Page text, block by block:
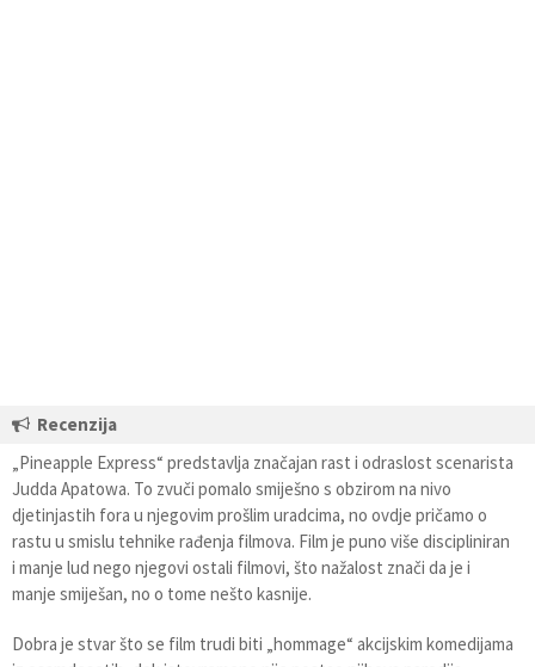
Recenzija
„Pineapple Express“ predstavlja značajan rast i odraslost scenarista
Judda Apatowa. To zvuči pomalo smiješno s obzirom na nivo
djetinjastih fora u njegovim prošlim uradcima, no ovdje pričamo o
rastu u smislu tehnike rađenja filmova. Film je puno više discipliniran
i manje lud nego njegovi ostali filmovi, što nažalost znači da je i
manje smiješan, no o tome nešto kasnije.
Dobra je stvar što se film trudi biti „hommage“ akcijskim komedijama